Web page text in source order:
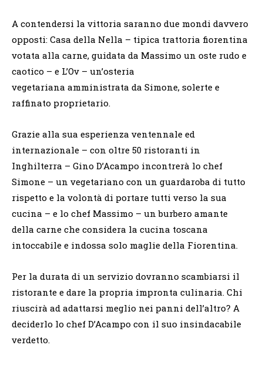
A contendersi la vittoria saranno due mondi davvero
opposti: Casa della Nella – tipica trattoria fiorentina
votata alla carne, guidata da Massimo un oste rudo e
caotico – e L’Ov – un’osteria
vegetariana amministrata da Simone, solerte e
raffinato proprietario.
Grazie alla sua esperienza ventennale ed
internazionale – con oltre 50 ristoranti in
Inghilterra – Gino D’Acampo incontrerà lo chef
Simone – un vegetariano con un guardaroba di tutto
rispetto e la volontà di portare tutti verso la sua
cucina – e lo chef Massimo – un burbero amante
della carne che considera la cucina toscana
intoccabile e indossa solo maglie della Fiorentina.
Per la durata di un servizio dovranno scambiarsi il
ristorante e dare la propria impronta culinaria. Chi
riuscirà ad adattarsi meglio nei panni dell’altro? A
deciderlo lo chef D’Acampo con il suo insindacabile
verdetto.